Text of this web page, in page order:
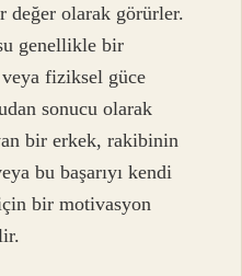
değer olarak görürler.
genellikle bir
veya fiziksel güce
sonucu olarak
bir erkek, rakibinin
bu başarıyı kendi
bir motivasyon